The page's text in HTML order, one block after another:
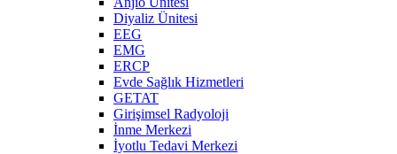
Diyaliz Ünitesi
EEG
EMG
ERCP
Evde Sağlık Hizmetleri
GETAT
Girişimsel Radyoloji
İnme Merkezi
İyotlu Tedavi Merkezi